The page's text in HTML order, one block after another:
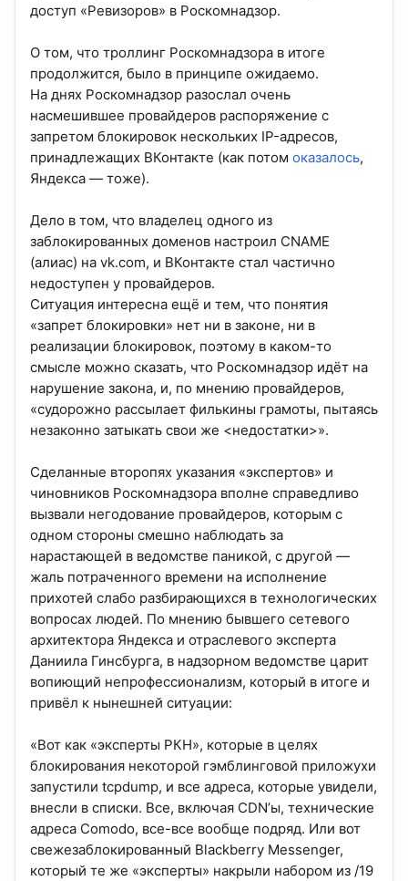
доступ «Ревизоров» в Роскомнадзор.
О том, что троллинг Роскомнадзора в итоге
продолжится, было в принципе ожидаемо.
На днях Роскомнадзор разослал очень
насмешившее провайдеров распоряжение с
запретом блокировок нескольких IP-адресов,
принадлежащих ВКонтакте (как потом оказалось,
Яндекса — тоже).
Дело в том, что владелец одного из
заблокированных доменов настроил CNAME
(алиас) на vk.com, и ВКонтакте стал частично
недоступен у провайдеров.
Ситуация интересна ещё и тем, что понятия
«запрет блокировки» нет ни в законе, ни в
реализации блокировок, поэтому в каком-то
смысле можно сказать, что Роскомнадзор идёт на
нарушение закона, и, по мнению провайдеров,
«судорожно рассылает филькины грамоты, пытаясь
незаконно затыкать свои же <недостатки>».
Сделанные второпях указания «экспертов» и
чиновников Роскомнадзора вполне справедливо
вызвали негодование провайдеров, которым с
одном стороны смешно наблюдать за
нарастающей в ведомстве паникой, с другой —
жаль потраченного времени на исполнение
прихотей слабо разбирающихся в технологических
вопросах людей. По мнению бывшего сетевого
архитектора Яндекса и отраслевого эксперта
Даниила Гинсбурга, в надзорном ведомстве царит
вопиющий непрофессионализм, который в итоге и
привёл к нынешней ситуации:
«Вот как «эксперты РКН», которые в целях
блокирования некоторой гэмблинговой приложухи
запустили tcpdump, и все адреса, которые увидели,
внесли в списки. Все, включая CDN’ы, технические
адреса Comodo, все-все вообще подряд. Или вот
свежезаблокированный Blackberry Messenger,
который те же «эксперты» накрыли набором из /19